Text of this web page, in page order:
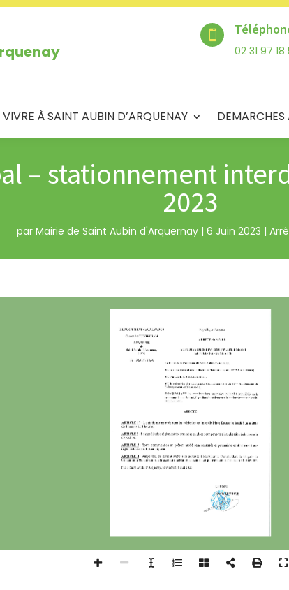
02 31 97 18
VIVRE À SAINT AUBIN D’ARQUENAY
– stationnement
2023
par Mairie de Saint Aubin d'Arquernay | 6 Juin 2023 |